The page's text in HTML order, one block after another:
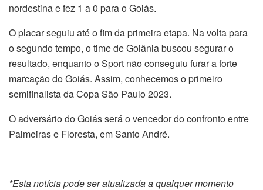
nordestina e fez 1 a 0 para o Goiás.
O placar seguiu até o fim da primeira etapa. Na volta para
o segundo tempo, o time de Goiânia buscou segurar o
resultado, enquanto o Sport não conseguiu furar a forte
marcação do Goiás. Assim, conhecemos o primeiro
semifinalista da Copa São Paulo 2023.
O adversário do Goiás será o vencedor do confronto entre
Palmeiras e Floresta, em Santo André.
*Esta notícia pode ser atualizada a qualquer momento